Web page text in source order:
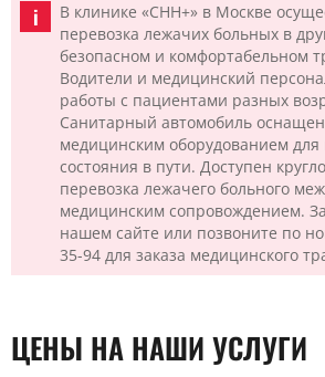
В клинике «CHH+» в Москве
перевозка лежачих больных в
безопасном и комфортабельном
Водители и медицинский
работы с пациентами разных
Санитарный автомобиль
медицинским оборудованием для
состояния в пути. Доступен
перевозка лежачего больного
медицинским сопровождением.
нашем сайте или позвоните по
35-94 для заказа медицинского
ЦЕНЫ НА НАШИ УСЛУГИ